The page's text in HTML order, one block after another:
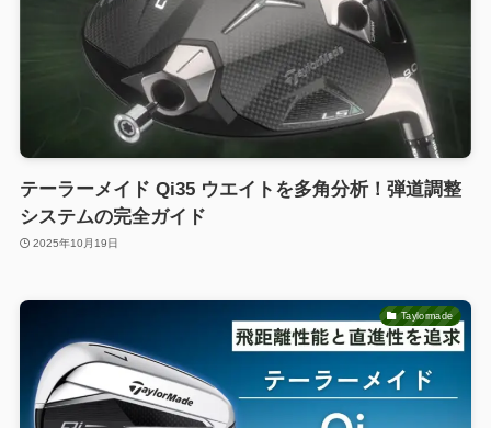
テーラーメイド Qi35 ウエイトを多角分析！弾道調整
システムの完全ガイド
2025年10月19日
Taylormade